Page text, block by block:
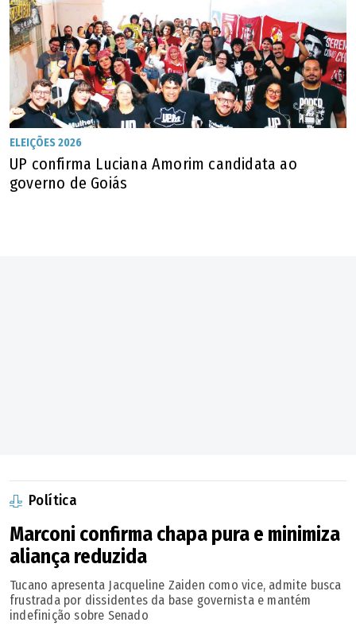
ELEIÇÕES 2026
UP confirma Luciana Amorim candidata ao
governo de Goiás
Política
Marconi confirma chapa pura e minimiza
aliança reduzida
Tucano apresenta Jacqueline Zaiden como vice, admite busca
frustrada por dissidentes da base governista e mantém
indefinição sobre Senado